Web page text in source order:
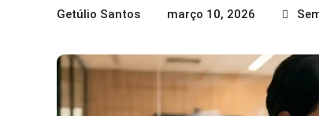
Getúlio Santos março 10, 2026